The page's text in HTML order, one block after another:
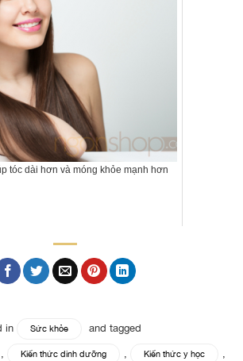
tóc dài hơn và móng khỏe mạnh hơn
in Sức khỏe and tagged
, Kiến thức dinh dưỡng , Kiến thức y học ,